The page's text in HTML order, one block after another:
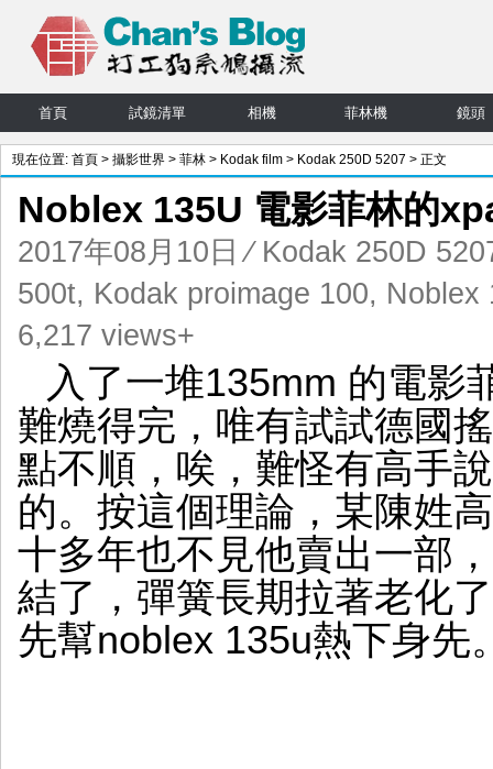
首頁 試鏡清單 相機 菲林機 鏡頭
現在位置: 首頁 > 攝影世界 > 菲林 > Kodak film > Kodak 250D 5207 > 正文
Noblex 135U 電影菲林的
2017年08月10日 ⁄ Kodak 250D
500t, Kodak proimage 100, Noblex
6,217 views+
入了一堆135mm 的電影
難燒得完，唯有試試德國
點不順，唉，難怪有高手
的。按這個理論，某陳姓
十多年也不見他賣出一部
結了，彈簧長期拉著老化
先幫noblex 135u熱下身先